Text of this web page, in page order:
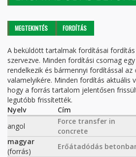
Elsődleges fülek
MEGTEKINTÉS FORDÍTÁS
A beküldött tartalmak fordításai
szervezve. Minden fordítási csomag
rendelkezik és bármennyi fordítással az
valamelyikére. Minden fordítás aktuális
hogy a forrás tartalom jelentősen
legutóbb frissítették.
Nyelv
Cím
angol
Force transfer in
concrete
magyar
(forrás)
Erőátadódás